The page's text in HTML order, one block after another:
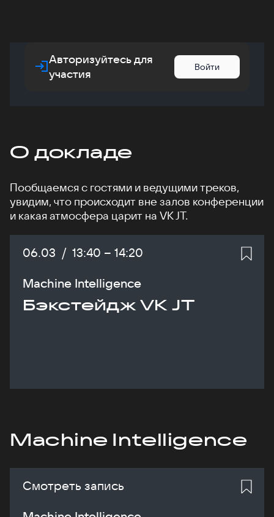
Авторизуйтесь для
участия
Войти
О докладе
Пообщаемся с гостями и ведущими треков,
увидим, что происходит вне залов конференции
и какая атмосфера царит на VK JT.
Дата:
06.03 / Начало:
13:40 – Конец:
14:20
Machine Intelligence
Бэкстейдж VK JT
Machine Intelligence
Смотреть запись